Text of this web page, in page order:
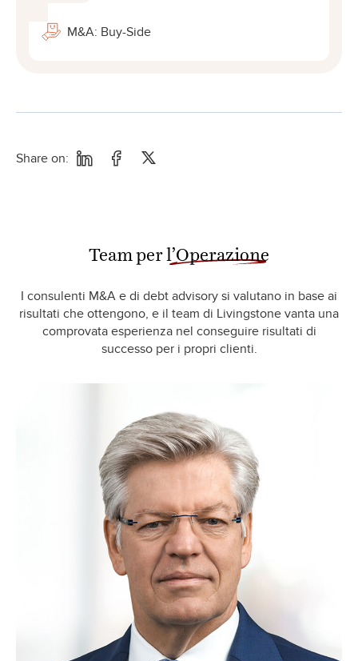
M&A: Buy-Side
Share on:
Team per l’Operazione
I consulenti M&A e di debt advisory si valutano in base ai
risultati che ottengono, e il team di Livingstone vanta una
comprovata esperienza nel conseguire risultati di
successo per i propri clienti.